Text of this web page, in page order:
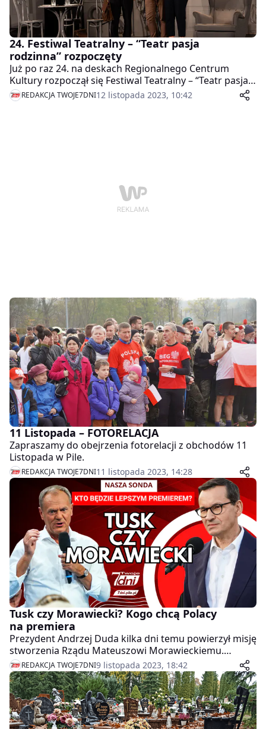
24. Festiwal Teatralny – “Teatr pasja
rodzinna” rozpoczęty
Już po raz 24. na deskach Regionalnego Centrum
Kultury rozpoczął się Festiwal Teatralny – “Teatr pasja
rodzinna”.
REDAKCJA TWOJE7DNI12 listopada 2023, 10:42
11 Listopada – FOTORELACJA
Zapraszamy do obejrzenia fotorelacji z obchodów 11
Listopada w Pile.
REDAKCJA TWOJE7DNI11 listopada 2023, 14:28
Tusk czy Morawiecki? Kogo chcą Polacy
na premiera
Prezydent Andrzej Duda kilka dni temu powierzył misję
stworzenia Rządu Mateuszowi Morawieckiemu.
Wszystko jednak wskazuje na to, że PiS nie będzie w
stanie zebrać większości w Sejmie, która jest
konieczna do utworzenia Rządu. Opozycyjne partie:
Koalicja Obywatelska, Lewica oraz Trzecia Droga
zgodnie mówią, że ich kandydatem na premiera jest
Donald Tusk.
REDAKCJA TWOJE7DNI9 listopada 2023, 18:42